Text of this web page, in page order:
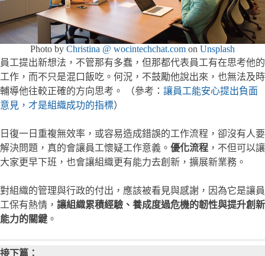
Photo by Christina @ wocintechchat.com on Unsplash
員工提出新想法，不管那有多蠢，但那都代表員工有在思考他的
工作，而不只是混口飯吃。何況，不鼓勵他說出來，也無法及時
輔導他往較正確的方向思考。 （參考： 讓員工能安心提出負面
意見，才是組織成功的指標）
日復一日重複無效率，或容易造成錯誤的工作流程，卻沒有人要
解決問題，真的會讓員工懷疑工作意義。 優化流程 ，不但可以讓
大家更早下班，也會讓組織更有能力去創新，擴展新業務。
對組織的管理與行政的付出，應該被看見與感謝，因為它是讓員
工保有熱情， 讓組織累積經驗、養成度過危機的韌性與提升創新
能力的關鍵 。
接下篇：